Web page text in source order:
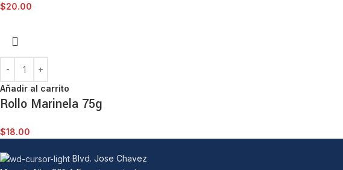
$20.00
Añadir al carrito
Rollo Marinela 75g
$18.00
Blvd. Jose Chavez